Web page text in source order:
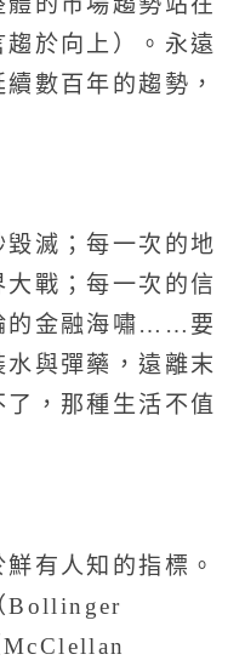
於向上）。永遠
數百年的趨勢，
滅；每一次的地
戰；每一次的信
的金融海嘯……要
與彈藥，遠離末
，那種生活不值
有人知的指標。
Bollinger